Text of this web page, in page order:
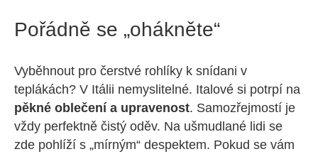
Pořádně se „ohákněte“
Vyběhnout pro čerstvé rohlíky k snídani v
teplákách? V Itálii nemyslitelné. Italové si potrpí na
pěkné oblečení a upravenost. Samozřejmostí je
vždy perfektně čistý oděv. Na ušmudlané lidi se
zde pohlíží s „mírným“ despektem. Pokud se vám